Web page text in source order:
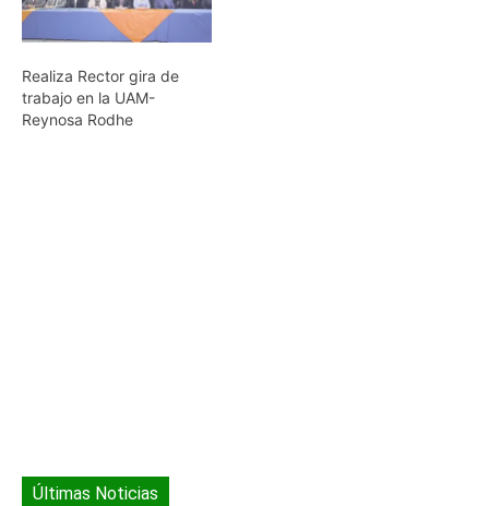
Realiza Rector gira de
trabajo en la UAM-
Reynosa Rodhe
Últimas Noticias